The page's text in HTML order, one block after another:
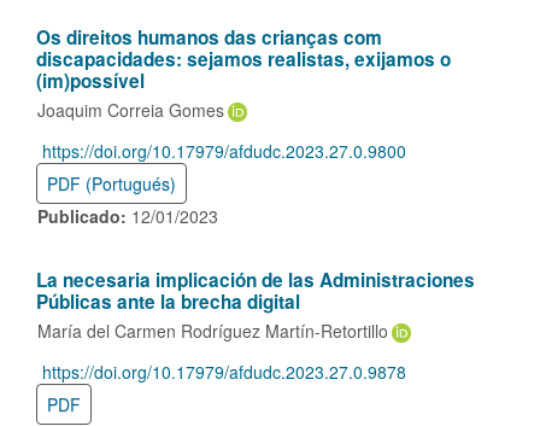
Os direitos humanos das crianças com
discapacidades: sejamos realistas, exijamos o
(im)possível
Joaquim Correia Gomes
https://doi.org/10.17979/afdudc.2023.27.0.9800
PDF (Portugués)
Publicado: 12/01/2023
La necesaria implicación de las Administraciones
Públicas ante la brecha digital
María del Carmen Rodríguez Martín-Retortillo
https://doi.org/10.17979/afdudc.2023.27.0.9878
PDF